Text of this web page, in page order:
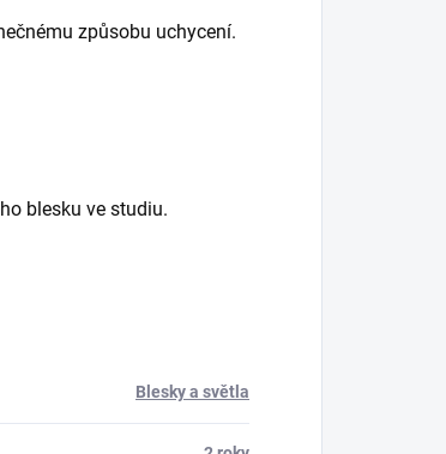
způsobu uchycení.
blesku ve studiu.
Blesky a světla